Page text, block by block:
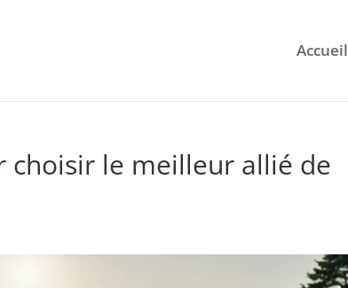
Accueil
choisir le meilleur allié de